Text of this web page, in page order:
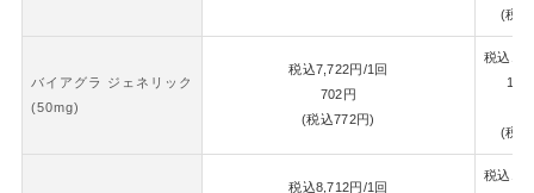
(税込
バイアグラ ジェネリック
(50mg)
税込7,722円/1回
702円
(税込772円)
税込
1錠
(税込
税込8,712円/1回
税込